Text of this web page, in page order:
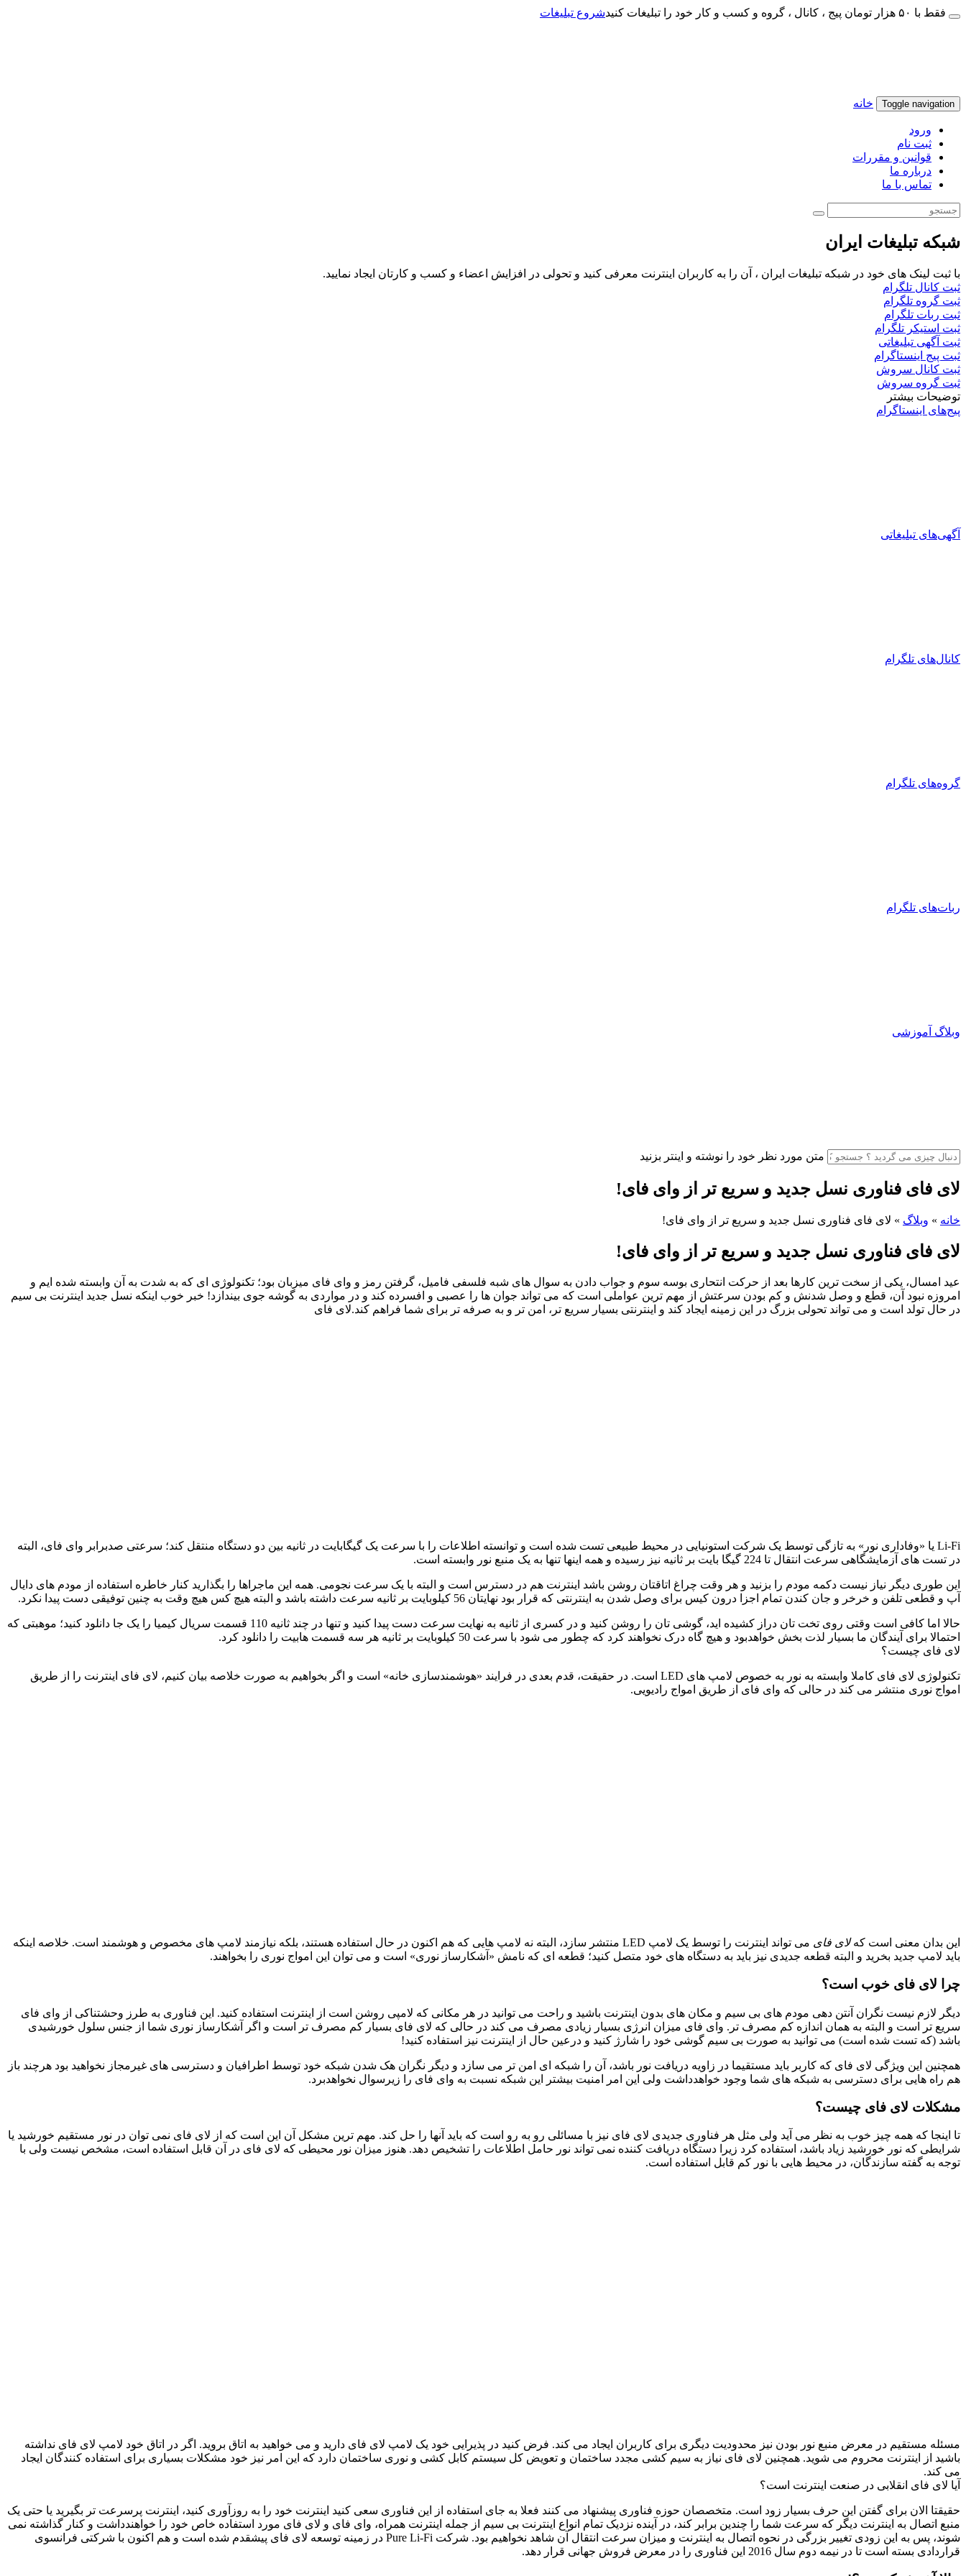
فقط با ۵۰ هزار تومان پیج ، کانال ، گروه و کسب و کار خود را تبلیغات کنید شروع تبلیغات
Toggle navigation خانه
ورود
ثبت نام
قوانین و مقررات
درباره ما
تماس با ما
شبکه تبلیغات ایران
با ثبت لینک های خود در شبکه تبلیغات ایران ، آن را به کاربران اینترنت معرفی کنید و تحولی در افزایش اعضاء و کسب و کارتان ایجاد نمایید.
ثبت کانال تلگرام
ثبت گروه تلگرام
ثبت ربات تلگرام
ثبت استیکر تلگرام
ثبت آگهی تبلیغاتی
ثبت پیج اینستاگرام
ثبت کانال سروش
ثبت گروه سروش
توضیحات بیشتر
پیج‌های اینستاگرام
آگهی‌های تبلیغاتی
کانال‌های تلگرام
گروه‌های تلگرام
ربات‌های تلگرام
وبلاگ آموزشی
متن مورد نظر خود را نوشته و اینتر بزنید
لای فای فناوری نسل جدید و سریع تر از وای فای!
خانه » وبلاگ » لای فای فناوری نسل جدید و سریع تر از وای فای!
لای فای فناوری نسل جدید و سریع تر از وای فای!
عید امسال، یکی از سخت ترین کارها بعد از حرکت انتحاری بوسه سوم و جواب دادن به سوال های شبه فلسفی فامیل، گرفتن رمز و وای فای میزبان بود؛ تکنولوژی ای که به شدت به آن وابسته شده ایم و
امروزه نبود آن، قطع و وصل شدنش و کم بودن سرعتش از مهم ترین عواملی است که می تواند جوان ها را عصبی و افسرده کند و در مواردی به گوشه جوی بیندازد! خبر خوب اینکه نسل جدید اینترنت بی سیم
در حال تولد است و می تواند تحولی بزرگ در این زمینه ایجاد کند و اینترنتی بسیار سریع تر، امن تر و به صرفه تر برای شما فراهم کند.لای فای
Li-Fi یا «وفاداری نور» به تازگی توسط یک شرکت استونیایی در محیط طبیعی تست شده است و توانسته اطلاعات را با سرعت یک گیگابایت در ثانیه بین دو دستگاه منتقل کند؛ سرعتی صدبرابر وای فای، البته
در تست های آزمایشگاهی سرعت انتقال تا 224 گیگا بایت بر ثانیه نیز رسیده و همه اینها تنها به یک منبع نور وابسته است.
این طوری دیگر نیاز نیست دکمه مودم را بزنید و هر وقت چراغ اتاقتان روشن باشد اینترنت هم در دسترس است و البته با یک سرعت نجومی. همه این ماجراها را بگذارید کنار خاطره استفاده از مودم های دایال
آپ و قطعی تلفن و خرخر و جان کندن تمام اجزا درون کیس برای وصل شدن به اینترنتی که قرار بود نهایتان 56 کیلوبایت بر ثانیه سرعت داشته باشد و البته هیچ کس هیچ وقت به چنین توفیقی دست پیدا نکرد.
حالا اما کافی است وقتی روی تخت تان دراز کشیده اید، گوشی تان را روشن کنید و در کسری از ثانیه به نهایت سرعت دست پیدا کنید و تنها در چند ثانیه 110 قسمت سریال کیمیا را یک جا دانلود کنید؛ موهبتی که
احتمالا برای آیندگان ما بسیار لذت بخش خواهدبود و هیچ گاه درک نخواهند کرد که چطور می شود با سرعت 50 کیلوبایت بر ثانیه هر سه قسمت هابیت را دانلود کرد.
لای فای چیست؟
تکنولوژی لای فای کاملا وابسته به نور به خصوص لامپ های LED است. در حقیقت، قدم بعدی در فرایند «هوشمندسازی خانه» است و اگر بخواهیم به صورت خلاصه بیان کنیم، لای فای اینترنت را از طریق
امواج نوری منتشر می کند در حالی که وای فای از طریق امواج رادیویی.
این بدان معنی است کهلای فای
می تواند اینترنت را توسط یک لامپ LED منتشر سازد، البته نه لامپ هایی که هم اکنون در حال استفاده هستند، بلکه نیازمند لامپ های مخصوص و هوشمند است. خلاصه اینکه
باید لامپ جدید بخرید و البته قطعه جدیدی نیز باید به دستگاه های خود متصل کنید؛ قطعه ای که نامش «آشکارساز نوری» است و می توان این امواج نوری را بخواهند.
چرا لای فای خوب است؟
دیگر لازم نیست نگران آنتن دهی مودم های بی سیم و مکان های بدون اینترنت باشید و راحت می توانید در هر مکانی که لامپی روشن است از اینترنت استفاده کنید. این فناوری به طرز وحشتناکی از وای فای
سریع تر است و البته به همان اندازه کم مصرف تر. وای فای میزان انرژی بسیار زیادی مصرف می کند در حالی که لای فای بسیار کم مصرف تر است و اگر آشکارساز نوری شما از جنس سلول خورشیدی
باشد (که تست شده است) می توانید به صورت بی سیم گوشی خود را شارژ کنید و درعین حال از اینترنت نیز استفاده کنید!
همچنین این ویژگی لای فای که کاربر باید مستقیما در زاویه دریافت نور باشد، آن را شبکه ای امن تر می سازد و دیگر نگران هک شدن شبکه خود توسط اطرافیان و دسترسی های غیرمجاز نخواهید بود هرچند باز
هم راه هایی برای دسترسی به شبکه های شما وجود خواهدداشت ولی این امر امنیت بیشتر این شبکه نسبت به وای فای را زیرسوال نخواهدبرد.
مشکلات لای فای چیست؟
تا اینجا که همه چیز خوب به نظر می آید ولی مثل هر فناوری جدیدی لای فای نیز با مسائلی رو به رو است که باید آنها را حل کند. مهم ترین مشکل آن این است که از لای فای نمی توان در نور مستقیم خورشید یا
شرایطی که نور خورشید زیاد باشد، استفاده کرد زیرا دستگاه دریافت کننده نمی تواند نور حامل اطلاعات را تشخیص دهد. هنوز میزان نور محیطی که لای فای در آن قابل استفاده است، مشخص نیست ولی با
توجه به گفته سازندگان، در محیط هایی با نور کم قابل استفاده است.
مسئله مستقیم در معرض منبع نور بودن نیز محدودیت دیگری برای کاربران ایجاد می کند. فرض کنید در پذیرایی خود یک لامپ لای فای دارید و می خواهید به اتاق بروید. اگر در اتاق خود لامپ لای فای نداشته
باشید از اینترنت محروم می شوید. همچنین لای فای نیاز به سیم کشی مجدد ساختمان و تعویض کل سیستم کابل کشی و نوری ساختمان دارد که این امر نیز خود مشکلات بسیاری برای استفاده کنندگان ایجاد
می کند.
آیا لای فای انقلابی در صنعت اینترنت است؟
حقیقتا الان برای گفتن این حرف بسیار زود است. متخصصان حوزه فناوری پیشنهاد می کنند فعلا به جای استفاده از این فناوری سعی کنید اینترنت خود را به روزآوری کنید، اینترنت پرسرعت تر بگیرید یا حتی یک
منبع اتصال به اینترنت دیگر که سرعت شما را چندین برابر کند، در آینده نزدیک تمام انواع اینترنت بی سیم از جمله اینترنت همراه، وای فای و لای فای مورد استفاده خاص خود را خواهندداشت و کنار گذاشته نمی
شوند، پس به این زودی تغییر بزرگی در نحوه اتصال به اینترنت و میزان سرعت انتقال آن شاهد نخواهیم بود. شرکت Pure Li-Fi در زمینه توسعه لای فای پیشقدم شده است و هم اکنون با شرکتی فرانسوی
قراردادی بسته است تا در نیمه دوم سال 2016 این فناوری را در معرض فروش جهانی قرار دهد.